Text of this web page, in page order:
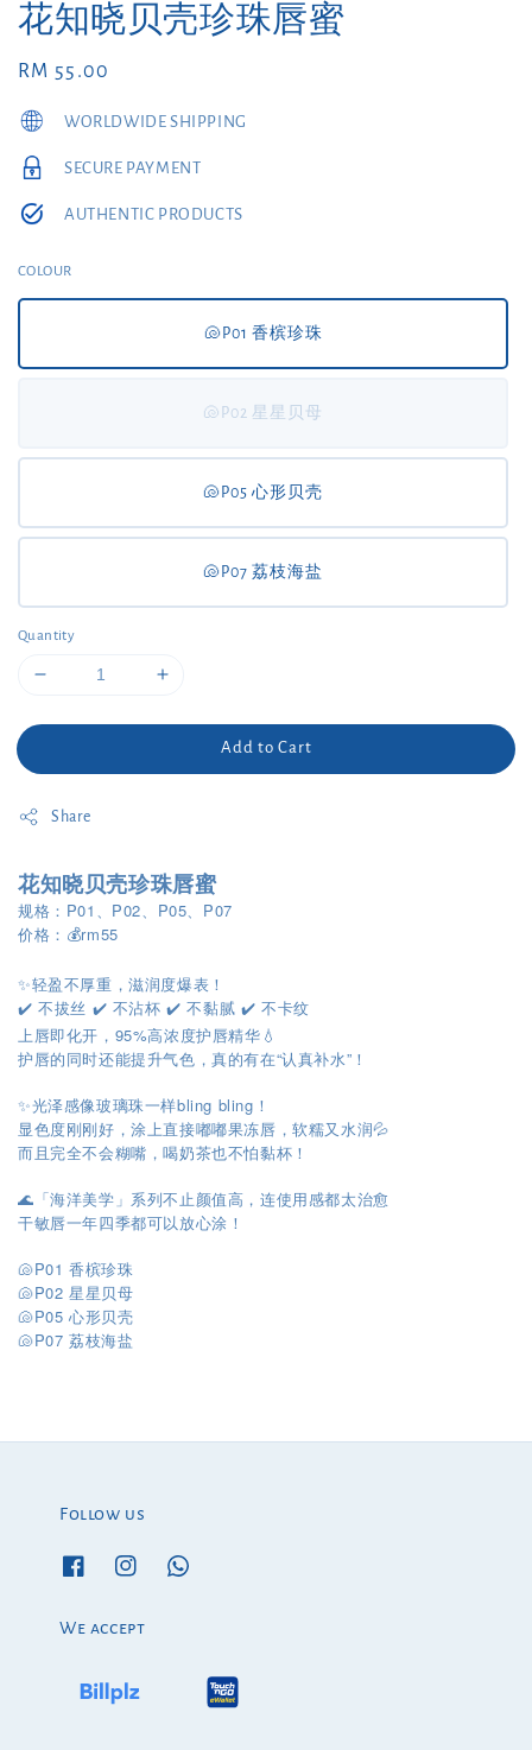
花知晓贝壳珍珠唇蜜
Regular
RM 55.00
WORLDWIDE SHIPPING
SECURE PAYMENT
AUTHENTIC PRODUCTS
COLOUR
🐚P01 香槟珍珠
🐚P02 星星贝母
🐚P05 心形贝壳
🐚P07 荔枝海盐
Quantity
Add to Cart
Share
花知晓贝壳珍珠唇蜜
规格：P01、P02、P05、P07
价格：💰rm55
✨轻盈不厚重，滋润度爆表！
✔️ 不拔丝 ✔️ 不沾杯 ✔️ 不黏腻 ✔️ 不卡纹
上唇即化开，95%高浓度护唇精华💧
护唇的同时还能提升气色，真的有在“认真补水”！
✨光泽感像玻璃珠一样bling bling！
显色度刚刚好，涂上直接嘟嘟果冻唇，软糯又水润💦
而且完全不会糊嘴，喝奶茶也不怕黏杯！
🌊「海洋美学」系列不止颜值高，连使用感都太治愈
干敏唇一年四季都可以放心涂！
🐚P01 香槟珍珠
🐚P02 星星贝母
🐚P05 心形贝壳
🐚P07荔枝海盐
Follow us
We accept